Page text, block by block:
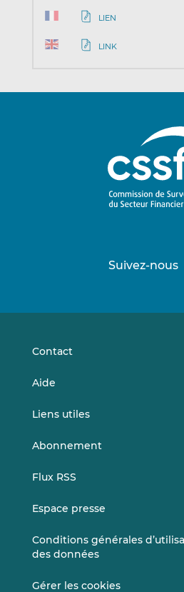
LIEN
LINK
Suivez-nous
Contact
Aide
Liens utiles
Abonnement
Flux RSS
Espace presse
Conditions générales
des données
Gérer les cookies